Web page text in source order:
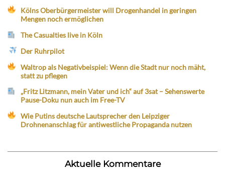
Kölns Oberbürgermeister will Drogenhandel in geringen
Mengen noch ermöglichen
The Casualties live in Köln
Der Ruhrpilot
Waltrop als Negativbeispiel: Wenn die Stadt nur noch mäht,
statt zu pflegen
„Fritz Litzmann, mein Vater und ich“ auf 3sat – Sehenswerte
Pause-Doku nun auch im Free-TV
Wie Putins deutsche Lautsprecher den Leipziger
Drohnenanschlag für antiwestliche Propaganda nutzen
Aktuelle Kommentare